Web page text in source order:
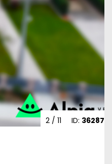
ID: 36287
2/ 11